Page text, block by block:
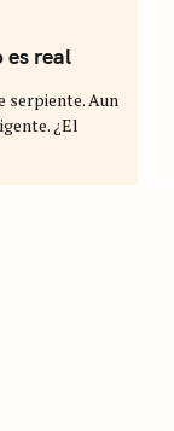
es real
serpiente. Aun
¿El